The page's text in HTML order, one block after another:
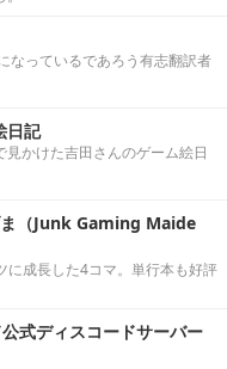
なっているであろう有志翻訳者
日記
かけた吉田さんのゲーム絵日
ま（Junk Gaming Maide
成長した4コマ。単行本も好評
式ディスコードサーバー